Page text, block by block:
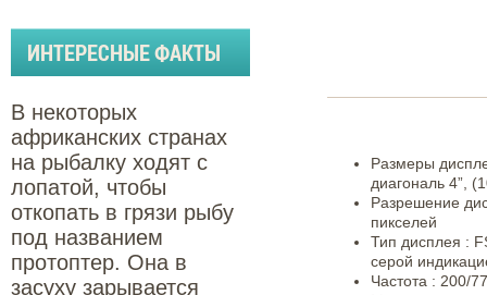
Размеры
диагональ 4”,
Разрешение
пикселей
Тип дисплея :
серой
Частота : 200/
ИНТЕРЕСНЫЕ ФАКТЫ
В некоторых
африканских странах
на рыбалку ходят с
лопатой, чтобы
откопать в грязи рыбу
под названием
протоптер. Она в
засуху зарывается